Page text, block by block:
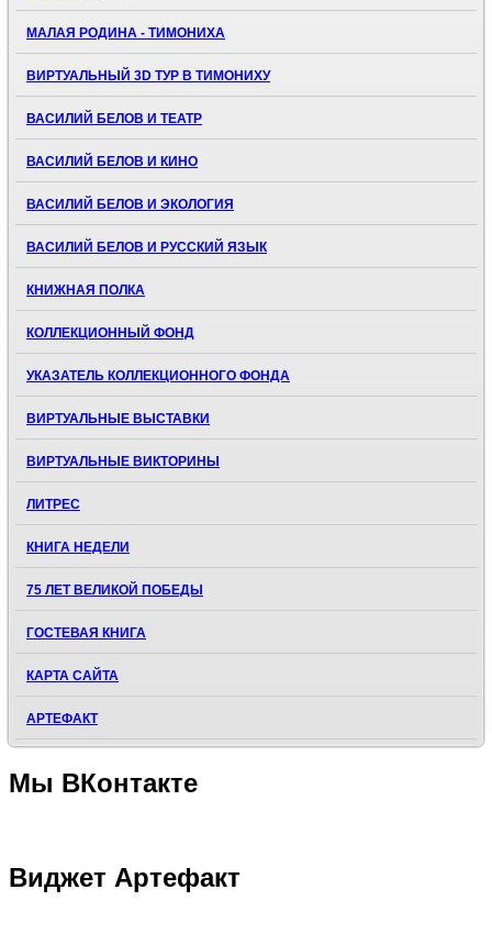
МАЛАЯ РОДИНА - ТИМОНИХА
ВИРТУАЛЬНЫЙ 3D ТУР В ТИМОНИХУ
ВАСИЛИЙ БЕЛОВ И ТЕАТР
ВАСИЛИЙ БЕЛОВ И КИНО
ВАСИЛИЙ БЕЛОВ И ЭКОЛОГИЯ
ВАСИЛИЙ БЕЛОВ И РУССКИЙ ЯЗЫК
КНИЖНАЯ ПОЛКА
КОЛЛЕКЦИОННЫЙ ФОНД
УКАЗАТЕЛЬ КОЛЛЕКЦИОННОГО ФОНДА
ВИРТУАЛЬНЫЕ ВЫСТАВКИ
ВИРТУАЛЬНЫЕ ВИКТОРИНЫ
ЛИТРЕС
КНИГА НЕДЕЛИ
75 ЛЕТ ВЕЛИКОЙ ПОБЕДЫ
ГОСТЕВАЯ КНИГА
КАРТА САЙТА
АРТЕФАКТ
Мы ВКонтакте
Виджет Артефакт